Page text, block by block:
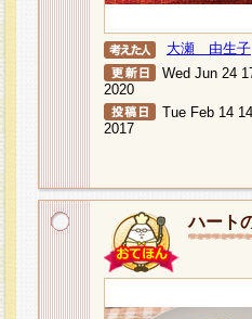
大瀬 由生子
Wed Jun 24
2020
Tue Feb 14
2017
ハート